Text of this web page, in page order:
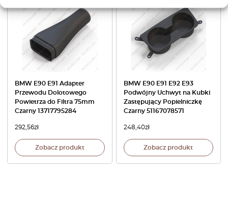
BMW E90 E91 Adapter
Przewodu Dolotowego
Powietrza do Filtra 75mm
Czarny 13717795284
292,56zł
Zobacz produkt
BMW E90 E91 E92 E93
Podwójny Uchwyt na Kubki
Zastępujący Popielniczkę
Czarny 51167078571
248,40zł
Zobacz produkt